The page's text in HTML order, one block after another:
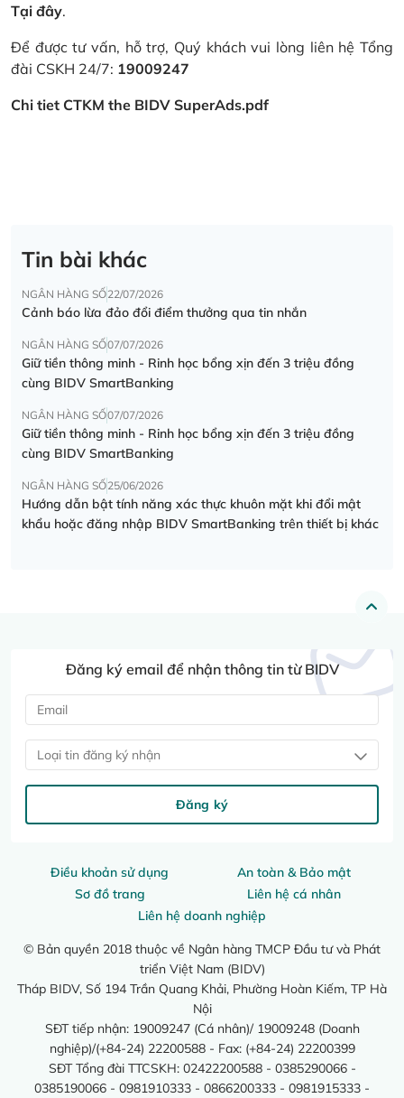
Tại đây.
Để được tư vấn, hỗ trợ, Quý khách vui lòng liên hệ Tổng
đài CSKH 24/7: 19009247
Chi tiet CTKM the BIDV SuperAds.pdf
Tin bài khác
NGÂN HÀNG SỐ22/07/2026
Cảnh báo lừa đảo đổi điểm thưởng qua tin nhắn
NGÂN HÀNG SỐ07/07/2026
Giữ tiền thông minh - Rinh học bổng xịn đến 3 triệu đồng
cùng BIDV SmartBanking
NGÂN HÀNG SỐ07/07/2026
Giữ tiền thông minh - Rinh học bổng xịn đến 3 triệu đồng
cùng BIDV SmartBanking
NGÂN HÀNG SỐ25/06/2026
Hướng dẫn bật tính năng xác thực khuôn mặt khi đổi mật
khẩu hoặc đăng nhập BIDV SmartBanking trên thiết bị khác
Điều khoản sử dụng
An toàn & Bảo mật
Sơ đồ trang
Liên hệ cá nhân
Liên hệ doanh nghiệp
© Bản quyền 2018 thuộc về Ngân hàng TMCP Đầu tư và Phát
triển Việt Nam (BIDV)
Tháp BIDV, Số 194 Trần Quang Khải, Phường Hoàn Kiếm, TP Hà
Nội
SĐT tiếp nhận: 19009247 (Cá nhân)/ 19009248 (Doanh
nghiệp)/(+84-24) 22200588 - Fax: (+84-24) 22200399
SĐT Tổng đài TTCSKH: 02422200588 - 0385290066 -
0385190066 - 0981910333 - 0866200333 - 0981915333 -
Đăng ký email để nhận thông tin từ BIDV
Loại tin đăng ký nhận
Đăng ký